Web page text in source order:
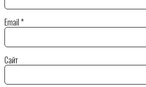
Email*
Сайт